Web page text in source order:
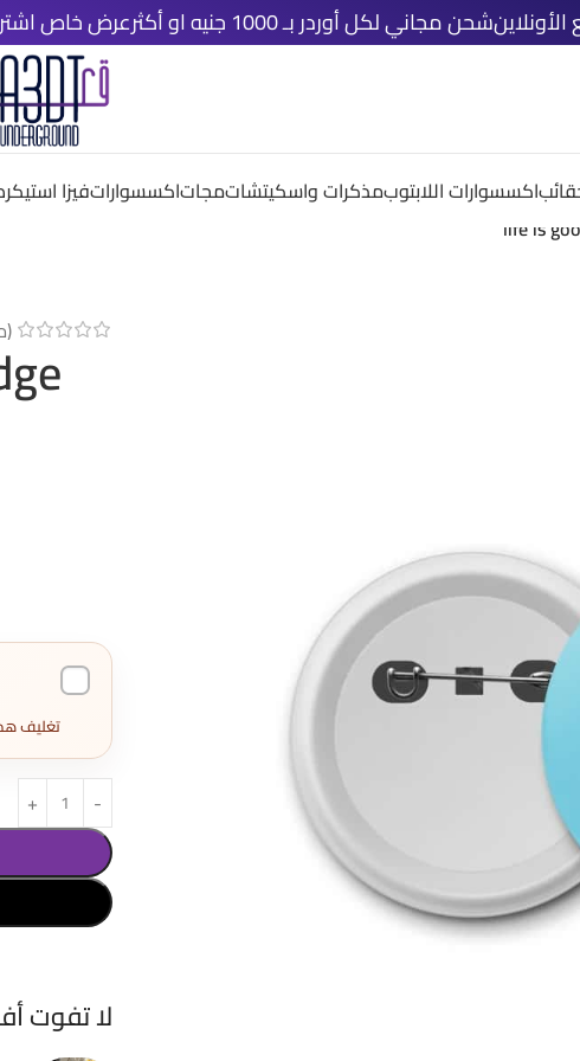
عرض خاص اشتري اي ٤ قطع دلوقتي و خد الخامسة مجانًا شحن مجاني لكل أوردر بـ 1000 جنيه او أكثر
اكسسوارات اللابتوبمذكرات واسكيتشاتمجاتاكسسواراتفيزا استيكر
life is
تغليف هدايا
لا تفوت